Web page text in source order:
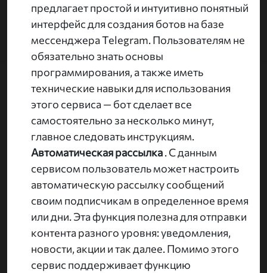
предлагает простой и интуитивно понятный
интерфейс для создания ботов на базе
мессенджера Telegram. Пользователям не
обязательно знать основы
программирования, а также иметь
технические навыки для использования
этого сервиса — бот сделает все
самостоятельно за несколько минут,
главное следовать инструкциям.
Автоматическая рассылка. С данным
сервисом пользователь может настроить
автоматическую рассылку сообщений
своим подписчикам в определенное время
или дни. Эта функция полезна для отправки
контента разного уровня: уведомления,
новости, акции и так далее. Помимо этого
сервис поддерживает функцию